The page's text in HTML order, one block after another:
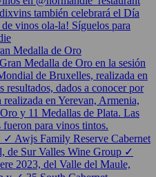
Medalla de Oro